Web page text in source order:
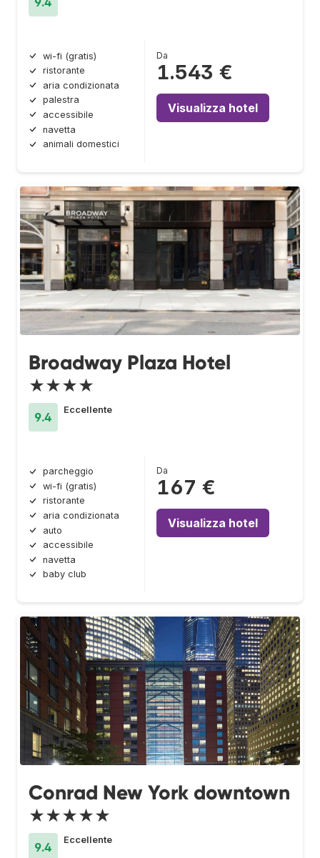
wi-fi (gratis)
ristorante
aria condizionata
palestra
accessibile
navetta
animali domestici
Da
1.543 €
Visualizza hotel
Broadway Plaza Hotel
★★★★
9.4
Eccellente
parcheggio
wi-fi (gratis)
ristorante
aria condizionata
auto
accessibile
navetta
baby club
Da
167 €
Visualizza hotel
Conrad New York downtown
★★★★★
9.4
Eccellente